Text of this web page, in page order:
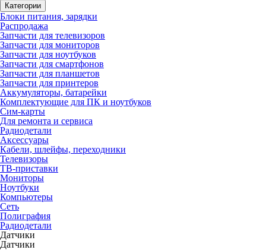
Категории
Блоки питания, зарядки
Распродажа
Запчасти для телевизоров
Запчасти для мониторов
Запчасти для ноутбуков
Запчасти для смартфонов
Запчасти для планшетов
Запчасти для принтеров
Аккумуляторы, батарейки
Комплектующие для ПК и ноутбуков
Сим-карты
Для ремонта и сервиса
Радиодетали
Аксессуары
Кабели, шлейфы, переходники
Телевизоры
ТВ-приставки
Мониторы
Ноутбуки
Компьютеры
Сеть
Полиграфия
Радиодетали
Датчики
Датчики